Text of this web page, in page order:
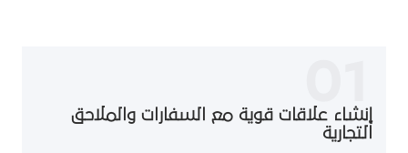
إنشاء علاقات قوية مع السفارات والملاحق
التجارية